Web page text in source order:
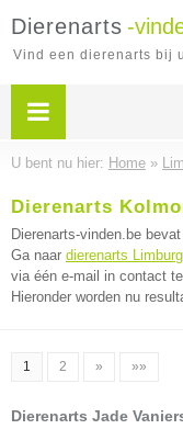
Dierenarts -
Vind een dierenarts bij
U bent nu hier: Home »
Dierenarts
Dierenarts-vinden.be
Ga naar dierenarts Limburg
via één e-mail in contact
Hieronder worden nu
1 2 » »»
Dierenarts Jade